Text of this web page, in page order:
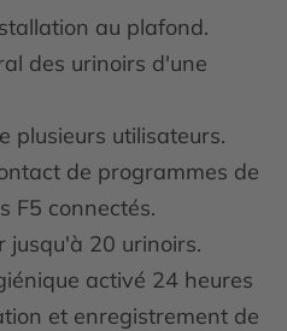
au plafond.
des urinoirs d'une
plusieurs utilisateurs.
de programmes de
F5 connectés.
jusqu'à 20 urinoirs.
activé 24 heures
et enregistrement de